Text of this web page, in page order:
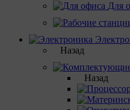
Для
Назад
Назад